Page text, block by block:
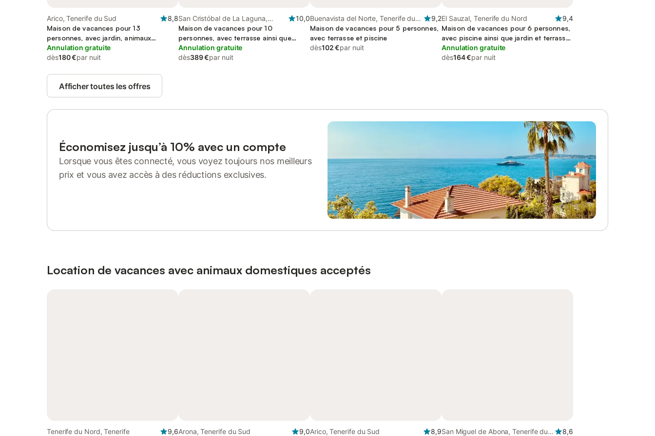
Arico, Tenerife du Sud
8,8
Maison de vacances pour 13
personnes, avec jardin, animaux
acceptés
Annulation gratuite
dès180 €par nuit
San Cristóbal de La Laguna,
Tenerife du Nord
10,0
Maison de vacances pour 10
personnes, avec terrasse ainsi que
piscine et jardin
Annulation gratuite
dès389 €par nuit
Buenavista del Norte, Tenerife du
Nord
9,2
Maison de vacances pour 5 personnes,
avec terrasse et piscine
dès102 €par nuit
El Sauzal, Tenerife du Nord
9,4
Maison de vacances pour 6 personnes,
avec piscine ainsi que jardin et terrasse,
adapté aux familles
Annulation gratuite
dès164 €par nuit
Afficher toutes les offres
Économisez jusqu’à 10% avec un compte
Lorsque vous êtes connecté, vous voyez toujours nos meilleurs
prix et vous avez accès à des réductions exclusives.
Location de vacances avec animaux domestiques acceptés
Tenerife du Nord, Tenerife
9,6Arona, Tenerife du Sud
9,0Arico, Tenerife du Sud
8,9San Miguel de Abona, Tenerife du
8,6